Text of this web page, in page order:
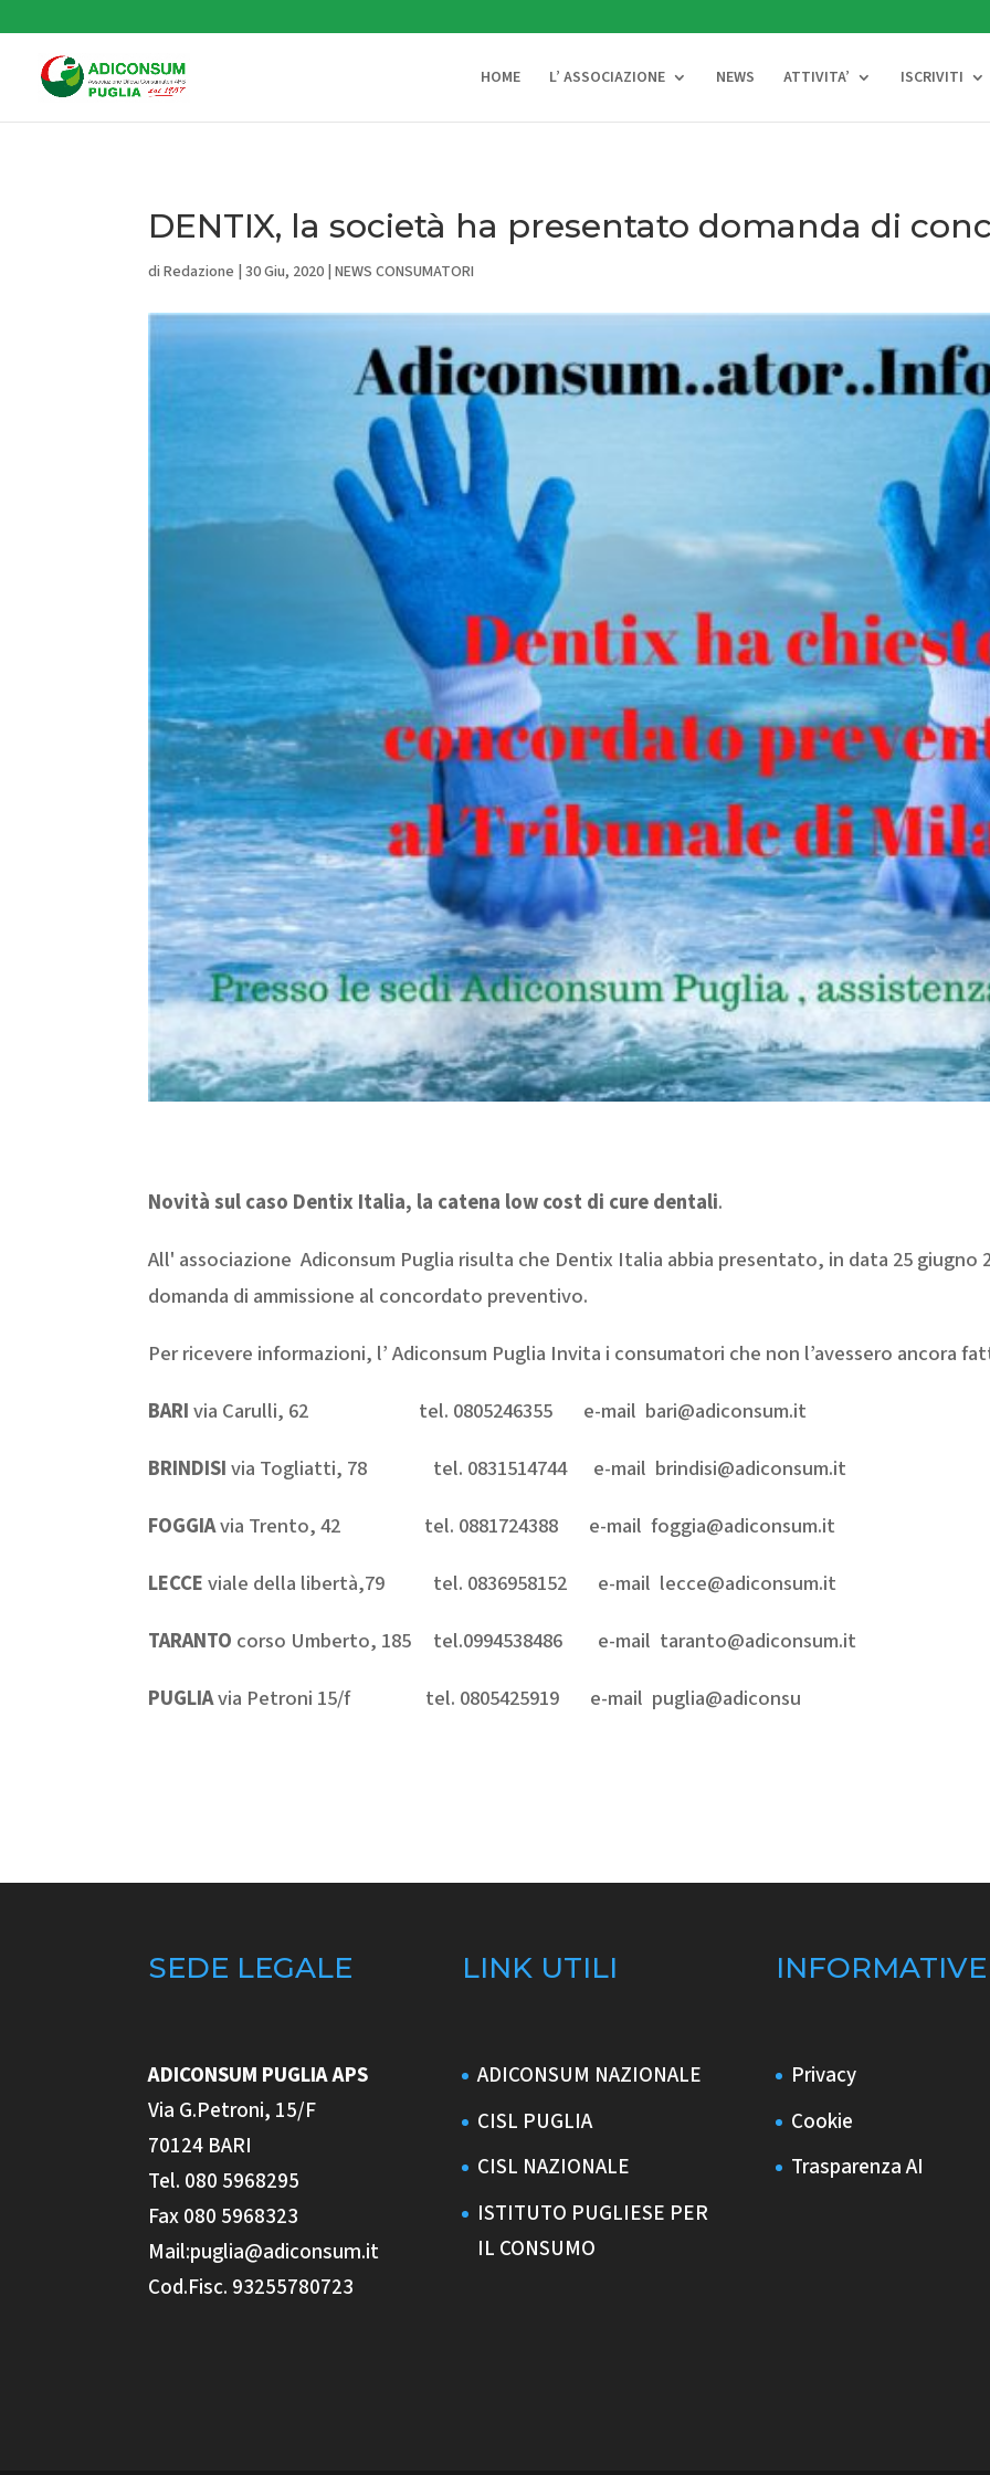
HOME L’ ASSOCIAZIONE NEWS ATTIVITA’ ISCRIVITI
DENTIX, la società ha presentato domanda di
diRedazione |30 Giu, 2020 |NEWS CONSUMATORI
Novità sul caso Dentix Italia, la catena low cost di cure dentali.
All' associazione Adiconsum Puglia risulta che Dentix Italia abbia presentato, in data 25 giugno
domanda di ammissione al concordato preventivo.
Per ricevere informazioni, l’ Adiconsum Puglia Invita i consumatori che non l’avessero ancora
BARIvia Carulli, 62 tel. 0805246355 e-mail bari@adiconsum.it
BRINDISIvia Togliatti, 78 tel. 0831514744 e-mail brindisi@adiconsum.it
FOGGIAvia Trento, 42 tel. 0881724388 e-mail foggia@adiconsum.it
LECCEviale della libertà,79 tel. 0836958152 e-mail lecce@adiconsum.it
TARANTO corso Umberto, 185 tel.0994538486 e-mail taranto@adiconsum.it
PUGLIAvia Petroni 15/f tel. 0805425919 e-mail puglia@adiconsu
SEDE LEGALE
ADICONSUM PUGLIAAPS
Via G.Petroni, 15/F
70124 BARI
Tel. 080 5968295
Fax 080 5968323
Mail:puglia@adiconsum.it
Cod.Fisc. 93255780723
LINK UTILI
ADICONSUM NAZIONALE
CISL PUGLIA
CISL NAZIONALE
ISTITUTO PUGLIESE PER
IL CONSUMO
INFORMATIVE
Privacy
Cookie
Trasparenza AI